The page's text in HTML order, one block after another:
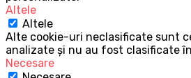
Altele
Altele
Alte cookie-uri neclasificate sunt
analizate și nu au fost clasificate
Necesare